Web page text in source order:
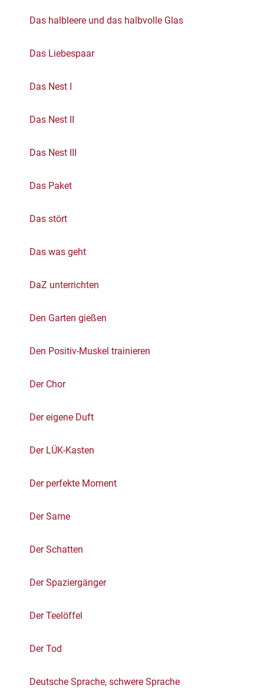
Das halbleere und das halbvolle Glas
Das Liebespaar
Das Nest I
Das Nest II
Das Nest III
Das Paket
Das stört
Das was geht
DaZ unterrichten
Den Garten gießen
Den Positiv-Muskel trainieren
Der Chor
Der eigene Duft
Der LÜK-Kasten
Der perfekte Moment
Der Same
Der Schatten
Der Spaziergänger
Der Teelöffel
Der Tod
Deutsche Sprache, schwere Sprache